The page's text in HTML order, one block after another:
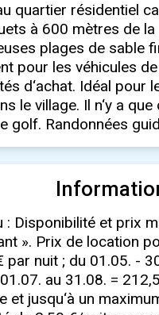
quartier résidentiel
à 600 mètres de
plages de sable
pour les véhicules
d‘achat. Idéal pour
le village. Il n‘y a
golf. Randonnées
: Disponibilité et prix
». Prix de location
par nuit ; du 01.05. -
au 31.08. =
et jusqu‘à un